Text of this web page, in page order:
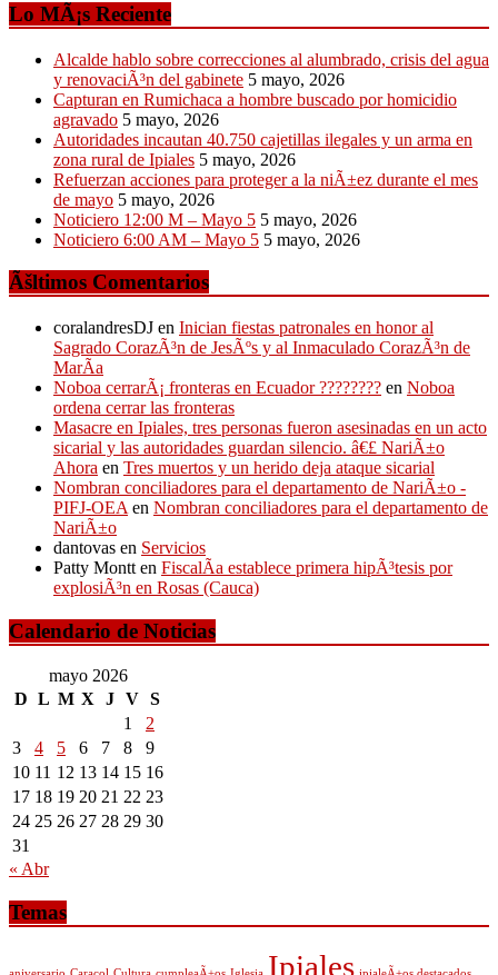
Lo MÃ¡s Reciente
Alcalde hablo sobre correcciones al alumbrado, crisis del agua
y renovaciÃ³n del gabinete 5 mayo, 2026
Capturan en Rumichaca a hombre buscado por homicidio
agravado 5 mayo, 2026
Autoridades incautan 40.750 cajetillas ilegales y un arma en
zona rural de Ipiales 5 mayo, 2026
Refuerzan acciones para proteger a la niÃ±ez durante el mes
de mayo 5 mayo, 2026
Noticiero 12:00 M – Mayo 5 5 mayo, 2026
Noticiero 6:00 AM – Mayo 5 5 mayo, 2026
Ãšltimos Comentarios
coralandresDJ en Inician fiestas patronales en honor al
Sagrado CorazÃ³n de JesÃºs y al Inmaculado CorazÃ³n de
MarÃ­a
Noboa cerrarÃ¡ fronteras en Ecuador ???????? en Noboa
ordena cerrar las fronteras
Masacre en Ipiales, tres personas fueron asesinadas en un acto
sicarial y las autoridades guardan silencio. â€£ NariÃ±o
Ahora en Tres muertos y un herido deja ataque sicarial
Nombran conciliadores para el departamento de NariÃ±o -
PIFJ-OEA en Nombran conciliadores para el departamento de
NariÃ±o
dantovas en Servicios
Patty Montt en FiscalÃ­a establece primera hipÃ³tesis por
explosiÃ³n en Rosas (Cauca)
Calendario de Noticias
mayo 2026
D L M X J V S
1
2
3
4 5 6 7 8
9
10 11 12 13 14 15 16
17 18 19 20 21 22 23
24 25 26 27 28 29 30
31
« Abr
Temas
Ipiales